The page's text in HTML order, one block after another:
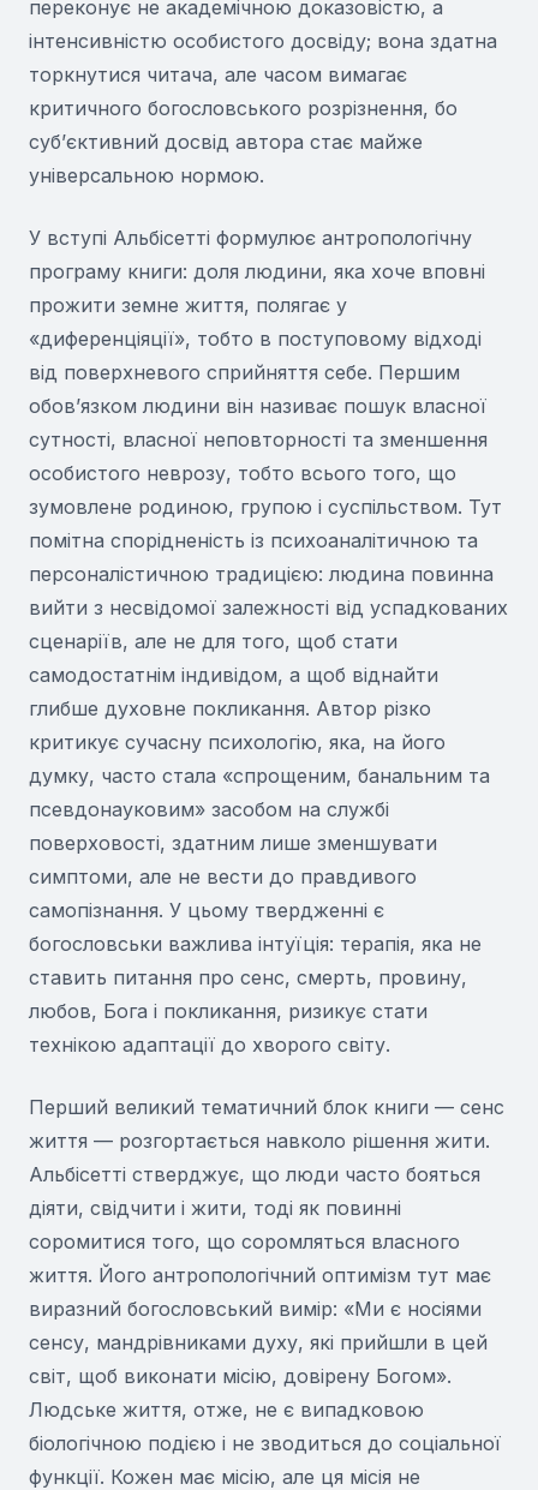
переконує не академічною доказовістю, а
інтенсивністю особистого досвіду; вона здатна
торкнутися читача, але часом вимагає
критичного богословського розрізнення, бо
суб’єктивний досвід автора стає майже
універсальною нормою.
У вступі Альбісетті формулює антропологічну
програму книги: доля людини, яка хоче вповні
прожити земне життя, полягає у
«диференціяції», тобто в поступовому відході
від поверхневого сприйняття себе. Першим
обов’язком людини він називає пошук власної
сутності, власної неповторності та зменшення
особистого неврозу, тобто всього того, що
зумовлене родиною, групою і суспільством. Тут
помітна спорідненість із психоаналітичною та
персоналістичною традицією: людина повинна
вийти з несвідомої залежності від успадкованих
сценаріїв, але не для того, щоб стати
самодостатнім індивідом, а щоб віднайти
глибше духовне покликання. Автор різко
критикує сучасну психологію, яка, на його
думку, часто стала «спрощеним, банальним та
псевдонауковим» засобом на службі
поверховості, здатним лише зменшувати
симптоми, але не вести до правдивого
самопізнання. У цьому твердженні є
богословськи важлива інтуїція: терапія, яка не
ставить питання про сенс, смерть, провину,
любов, Бога і покликання, ризикує стати
технікою адаптації до хворого світу.
Перший великий тематичний блок книги — сенс
життя — розгортається навколо рішення жити.
Альбісетті стверджує, що люди часто бояться
діяти, свідчити і жити, тоді як повинні
соромитися того, що соромляться власного
життя. Його антропологічний оптимізм тут має
виразний богословський вимір: «Ми є носіями
сенсу, мандрівниками духу, які прийшли в цей
світ, щоб виконати місію, довірену Богом».
Людське життя, отже, не є випадковою
біологічною подією і не зводиться до соціальної
функції. Кожен має місію, але ця місія не